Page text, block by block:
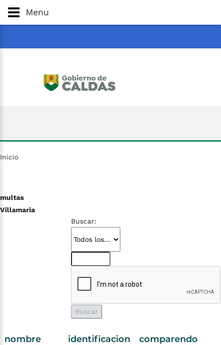
Gobernación
Menu
Inicio
multas
Villamaria
Buscar:
nombre identificacion
comparendo